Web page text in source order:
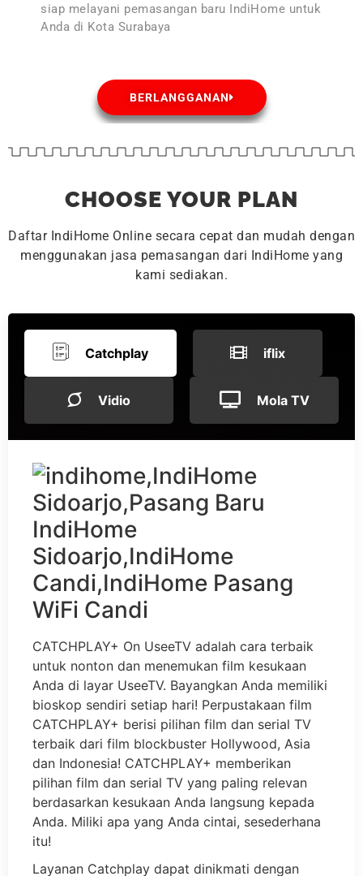
siap melayani pemasangan baru IndiHome untuk
Anda di Kota Surabaya
BERLANGGANAN
CHOOSE YOUR PLAN
Daftar IndiHome Online secara cepat dan mudah dengan
menggunakan jasa pemasangan dari IndiHome yang
kami sediakan.
Catchplay iflix
Vidio Mola TV
CATCHPLAY+ On UseeTV adalah cara terbaik
untuk nonton dan menemukan film kesukaan
Anda di layar UseeTV. Bayangkan Anda memiliki
bioskop sendiri setiap hari! Perpustakaan film
CATCHPLAY+ berisi pilihan film dan serial TV
terbaik dari film blockbuster Hollywood, Asia
dan Indonesia! CATCHPLAY+ memberikan
pilihan film dan serial TV yang paling relevan
berdasarkan kesukaan Anda langsung kepada
Anda. Miliki apa yang Anda cintai, sesederhana
itu!
Layanan Catchplay dapat dinikmati dengan